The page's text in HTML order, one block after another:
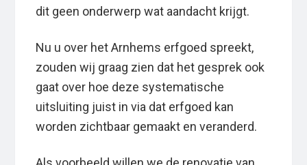
dit geen onderwerp wat aandacht krijgt.
Nu u over het Arnhems erfgoed spreekt,
zouden wij graag zien dat het gesprek ook
gaat over hoe deze systematische
uitsluiting juist in via dat erfgoed kan
worden zichtbaar gemaakt en veranderd.